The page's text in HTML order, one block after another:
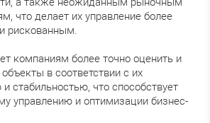
что делает их управление более
рискованным.
компаниям более точно оценить и
в соответствии с их
стабильностью, что способствует
управлению и оптимизации бизнес-